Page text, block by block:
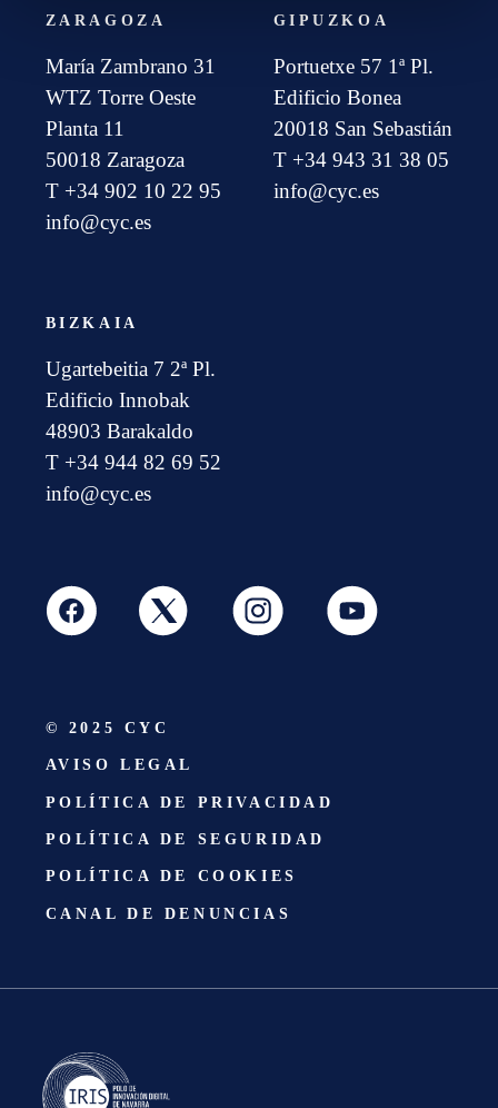
ZARAGOZA
María Zambrano 31
WTZ Torre Oeste
Planta 11
50018 Zaragoza
T +34 902 10 22 95
info@cyc.es
GIPUZKOA
Portuetxe 57 1ª Pl.
Edificio Bonea
20018 San Sebastián
T +34 943 31 38 05
info@cyc.es
BIZKAIA
Ugartebeitia 7 2ª Pl.
Edificio Innobak
48903 Barakaldo
T +34 944 82 69 52
info@cyc.es
© 2025 CYC
AVISO LEGAL
POLÍTICA DE PRIVACIDAD
POLÍTICA DE SEGURIDAD
POLÍTICA DE COOKIES
CANAL DE DENUNCIAS